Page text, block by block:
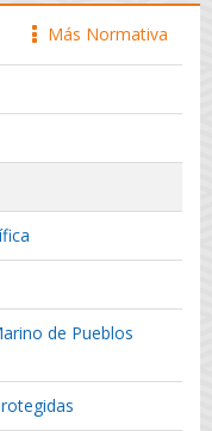
icono
Más Normativa
de Pueblos